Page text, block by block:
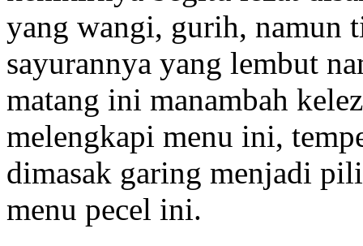
yang wangi, gurih, namun
sayurannya yang lembut
matang ini manambah
melengkapi menu ini,
dimasak garing menjadi
menu pecel ini.